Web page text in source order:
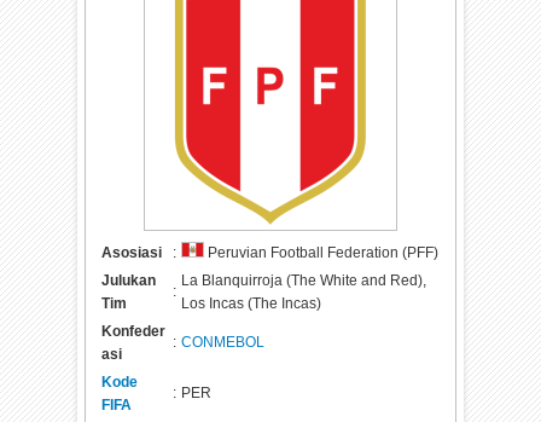
Asosiasi :
Peruvian Football Federation (PFF)
Julukan
Tim
:
La Blanquirroja (The White and Red),
Los Incas (The Incas)
Konfeder
asi
: CONMEBOL
Kode
FIFA
: PER